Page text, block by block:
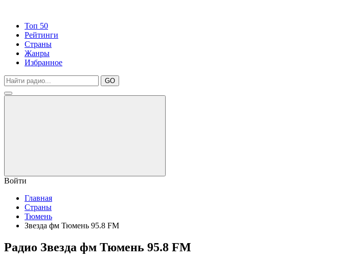
Топ 50
Рейтинги
Страны
Жанры
Избранное
GO
Войти
Главная
Страны
Тюмень
Звезда фм Тюмень 95.8 FM
Радио Звезда фм Тюмень 95.8 FM